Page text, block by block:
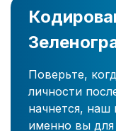
Поверьте,
личности
начнется, наш
именно вы для